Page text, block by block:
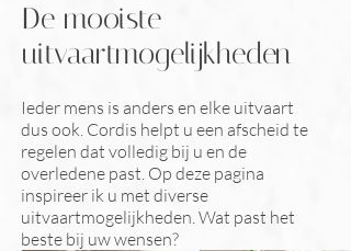
De mooiste
uitvaartmogelijkheden
Ieder mens is anders en elke uitvaart
dus ook. Cordis helpt u een afscheid te
regelen dat volledig bij u en de
overledene past. Op deze pagina
inspireer ik u met diverse
uitvaartmogelijkheden. Wat past het
beste bij uw wensen?